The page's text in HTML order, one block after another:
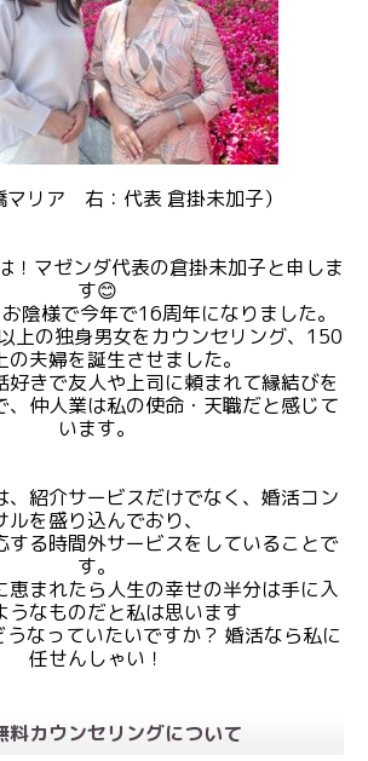
マリア 右：代表 倉掛未加子）
！マゼンダ代表の倉掛未加子と申しま
す😊
陰様で今年で16周年になりました。
上の独身男女をカウンセリング、150
の夫婦を誕生させました。
好きで友人や上司に頼まれて縁結びを
、仲人業は私の使命・天職だと感じて
います。
、紹介サービスだけでなく、婚活コン
ルを盛り込んでおり、
する時間外サービスをしていることで
す。
恵まれたら人生の幸せの半分は手に入
うなものだと私は思います
なっていたいですか？ 婚活なら私に
任せんしゃい！
料カウンセリングについて